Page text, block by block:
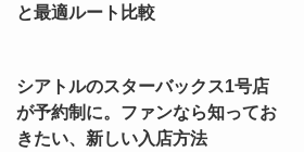
と最適ルート比較
シアトルのスターバックス1号店
が予約制に。ファンなら知ってお
きたい、新しい入店方法